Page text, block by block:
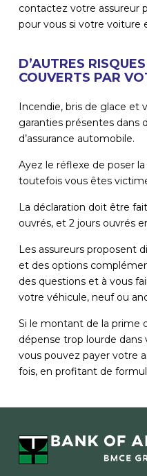
contactez votre assureur
pour vous si votre voiture
D’AUTRES
COUVERTS PAR
Incendie, bris de glace et
garanties présentes dans
d’assurance automobile.
Ayez le réflexe de poser
toutefois vous êtes
La déclaration doit être
ouvrés, et 2 jours ouvrés
Les assureurs proposent
et des options
des questions et à vous
votre véhicule, neuf ou
Si le montant de la prime
dépense trop lourde
vous pouvez payer votre
fois, en profitant de